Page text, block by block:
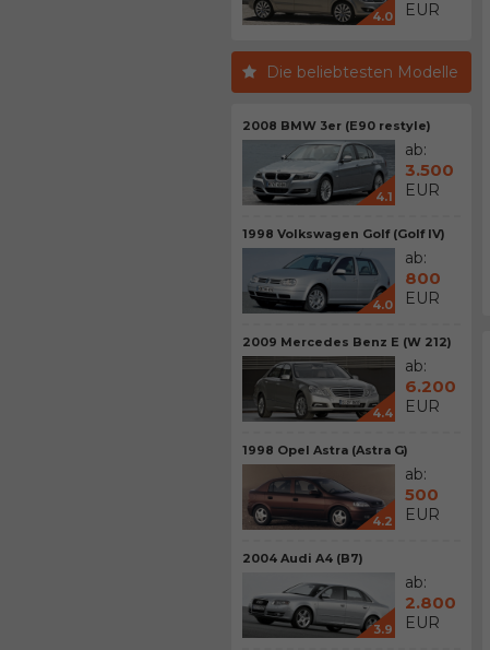
4.0 EUR
Die beliebtesten Modelle
2008 BMW 3er (E90 restyle)
4.1
ab:
3.500
EUR
1998 Volkswagen Golf (Golf IV)
4.0
ab:
800
EUR
2009 Mercedes Benz E (W 212)
4.4
ab:
6.200
EUR
1998 Opel Astra (Astra G)
4.2
ab:
500
EUR
2004 Audi A4 (B7)
3.9
ab:
2.800
EUR